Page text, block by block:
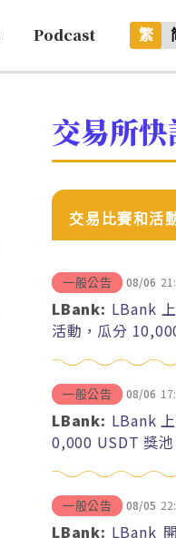
Podcast 繁
交易所快
交易比賽和活
一般公告 08/06
LBank: LBank
活動，瓜分
一般公告 08/06
LBank: LBank
0,000 USDT 獎池
一般公告 08/05
LBank: LBank